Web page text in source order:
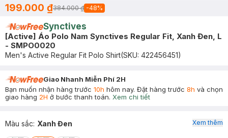
199.000 ₫384.000 ₫ -48%
Synctives
[Active] Áo Polo Nam Synctives Regular Fit, Xanh Đen, L
- SMPO0020
Men's Active Regular Fit Polo Shirt(SKU: 422456451)
Giao Nhanh Miễn Phí 2H
Bạn muốn nhận hàng trước 10h hôm nay. Đặt hàng trước 8h và chọn
giao hàng 2H ở bước thanh toán. Xem chi tiết
Màu sắc: Xanh Đen Xem thêm